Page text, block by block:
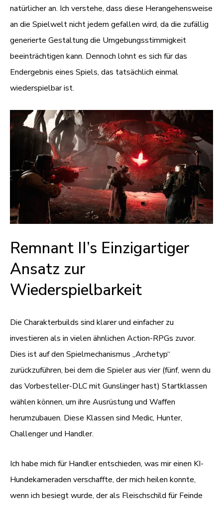
natürlicher an. Ich verstehe, dass diese Herangehensweise
an die Spielwelt nicht jedem gefallen wird, da die zufällig
generierte Gestaltung die Umgebungsstimmigkeit
beeinträchtigen kann. Dennoch lohnt es sich für das
Endergebnis eines Spiels, das tatsächlich einmal
wiederspielbar ist.
Remnant II’s Einzigartiger
Ansatz zur
Wiederspielbarkeit
Die Charakterbuilds sind klarer und einfacher zu
investieren als in vielen ähnlichen Action-RPGs zuvor.
Dies ist auf den Spielmechanismus „Archetyp“
zurückzuführen, bei dem die Spieler aus vier (fünf, wenn du
das Vorbesteller-DLC mit Gunslinger hast) Startklassen
wählen können, um ihre Ausrüstung und Waffen
herumzubauen. Diese Klassen sind Medic, Hunter,
Challenger und Handler.
Ich habe mich für Handler entschieden, was mir einen KI-
Hundekameraden verschaffte, der mich heilen konnte,
wenn ich besiegt wurde, der als Fleischschild für Feinde